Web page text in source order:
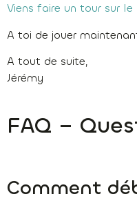
Viens faire un tour sur
A toi de jouer
A tout de suite,
Jérémy
FAQ –
Comment